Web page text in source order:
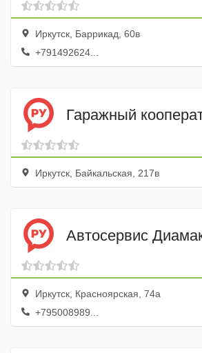
Иркутск, Баррикад, 60в
+791492624...
Гаражный
Иркутск, Байкальская, 217в
Автосервис
Иркутск, Красноярская, 74а
+795008989...